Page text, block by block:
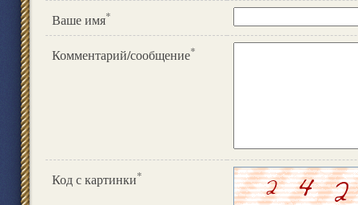
Ваше имя*
Комментарий/сообщение*
Код с картинки*